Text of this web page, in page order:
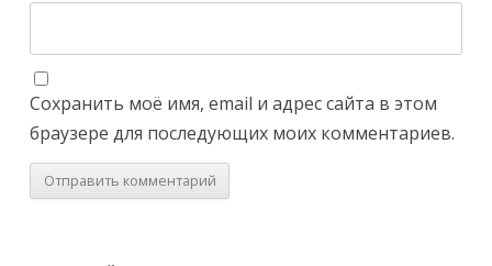
Сохранить моё имя, email и адрес сайта в этом
браузере для последующих моих комментариев.